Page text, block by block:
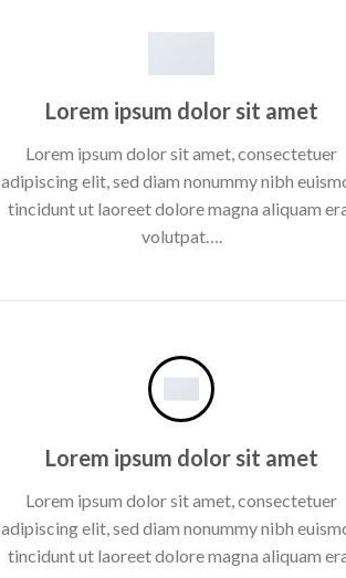
Lorem ipsum dolor sit amet
Lorem ipsum dolor sit amet, consectetuer
adipiscing elit, sed diam nonummy nibh
tincidunt ut laoreet dolore magna aliquam
volutpat….
Lorem ipsum dolor sit amet
Lorem ipsum dolor sit amet, consectetuer
adipiscing elit, sed diam nonummy nibh
tincidunt ut laoreet dolore magna aliquam